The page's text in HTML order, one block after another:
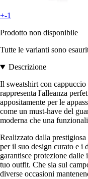
+-1
Prodotto non disponibile
Tutte le varianti sono
Descrizione
Il sweatshirt con
rappresenta l'alleanza
appositamente per le
come un must-have del
moderna che una
Realizzato dalla
per il suo design curato e i
garantisce protezione dalle
tuo outfit. Che sia sul
diverse occasioni